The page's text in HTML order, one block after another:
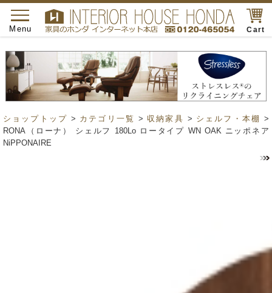
Cart
toggle
navigation
Menu
ショップトップ > カテゴリ一覧 > 収納家具 > シェルフ・本棚
>
RONA（ローナ） シェルフ 180Lo ロータイプ WN OAK ニッポネア
NiPPONAIRE